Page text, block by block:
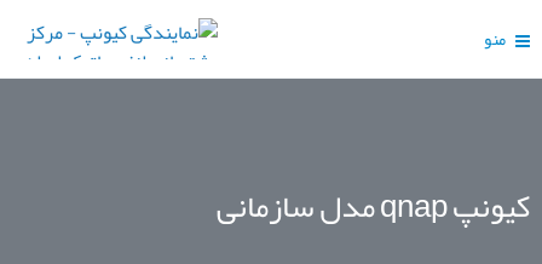
منو
کیونپ qnap مدل سازمانی